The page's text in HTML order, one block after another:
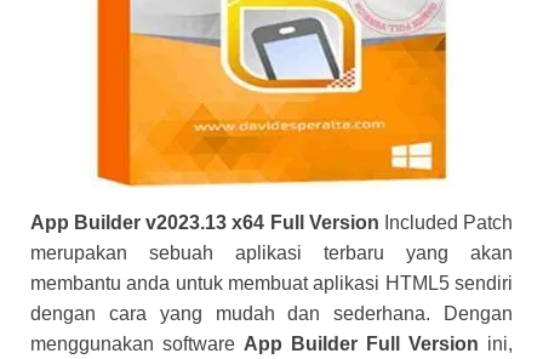
App Builder v2023.13 x64 Full Version Included Patch
merupakan sebuah aplikasi terbaru yang akan
membantu anda untuk membuat aplikasi HTML5 sendiri
dengan cara yang mudah dan sederhana. Dengan
menggunakan software App Builder Full Version ini,